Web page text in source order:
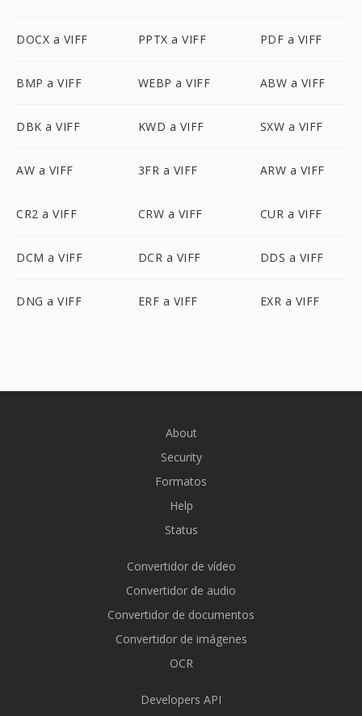
DOCX a VIFF PPTX a VIFF PDF a VIFF
BMP a VIFF WEBP a VIFF ABW a VIFF
DBK a VIFF KWD a VIFF SXW a VIFF
AW a VIFF 3FR a VIFF ARW a VIFF
CR2 a VIFF CRW a VIFF CUR a VIFF
DCM a VIFF DCR a VIFF DDS a VIFF
DNG a VIFF ERF a VIFF EXR a VIFF
About
Security
Formatos
Help
Status
Convertidor de vídeo
Convertidor de audio
Convertidor de documentos
Convertidor de imágenes
OCR
Developers API